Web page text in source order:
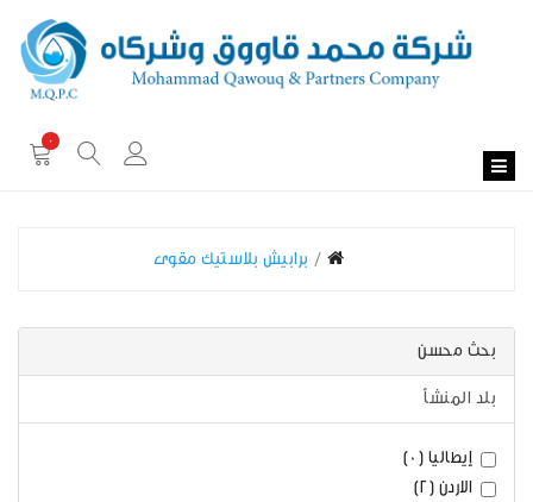
0
برابيش بلاستيك مقوى
بحث محسن
بلد المنشأ
إيطاليا (0)
الاردن (2)